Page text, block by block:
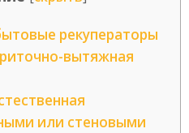
рекуператоры
вытяжная
или стеновыми